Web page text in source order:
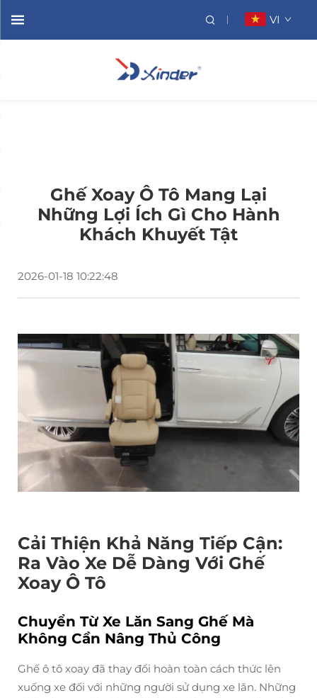
VI
Ghế Xoay Ô Tô Mang Lại
Những Lợi Ích Gì Cho Hành
Khách Khuyết Tật
2026-01-18 10:22:48
Cải Thiện Khả Năng Tiếp Cận:
Ra Vào Xe Dễ Dàng Với Ghế
Xoay Ô Tô
Chuyển Từ Xe Lăn Sang Ghế Mà
Không Cần Nâng Thủ Công
Ghế ô tô xoay đã thay đổi hoàn toàn cách thức lên
xuống xe đối với những người sử dụng xe lăn. Những